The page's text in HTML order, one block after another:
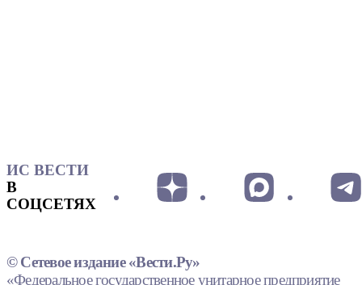
ИС ВЕСТИ
В
СОЦСЕТЯХ
© Сетевое издание «Вести.Ру»
«Федеральное государственное унитарное предприятие